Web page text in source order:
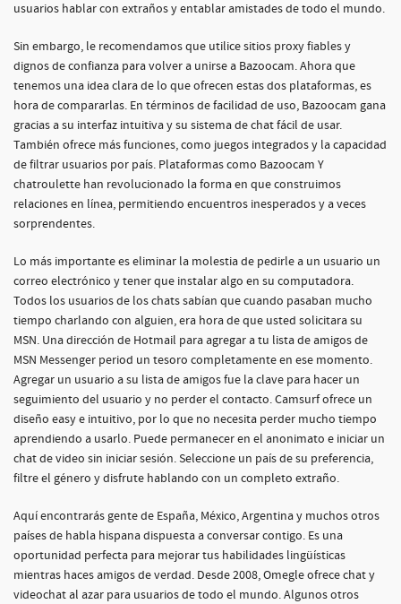
usuarios hablar con extraños y entablar amistades de todo el mundo.
Sin embargo, le recomendamos que utilice sitios proxy fiables y
dignos de confianza para volver a unirse a Bazoocam. Ahora que
tenemos una idea clara de lo que ofrecen estas dos plataformas, es
hora de compararlas. En términos de facilidad de uso, Bazoocam gana
gracias a su interfaz intuitiva y su sistema de chat fácil de usar.
También ofrece más funciones, como juegos integrados y la capacidad
de filtrar usuarios por país. Plataformas como Bazoocam Y
chatroulette han revolucionado la forma en que construimos
relaciones en línea, permitiendo encuentros inesperados y a veces
sorprendentes.
Lo más importante es eliminar la molestia de pedirle a un usuario un
correo electrónico y tener que instalar algo en su computadora.
Todos los usuarios de los chats sabían que cuando pasaban mucho
tiempo charlando con alguien, era hora de que usted solicitara su
MSN. Una dirección de Hotmail para agregar a tu lista de amigos de
MSN Messenger period un tesoro completamente en ese momento.
Agregar un usuario a su lista de amigos fue la clave para hacer un
seguimiento del usuario y no perder el contacto. Camsurf ofrece un
diseño easy e intuitivo, por lo que no necesita perder mucho tiempo
aprendiendo a usarlo. Puede permanecer en el anonimato e iniciar un
chat de video sin iniciar sesión. Seleccione un país de su preferencia,
filtre el género y disfrute hablando con un completo extraño.
Aquí encontrarás gente de España, México, Argentina y muchos otros
países de habla hispana dispuesta a conversar contigo. Es una
oportunidad perfecta para mejorar tus habilidades lingüísticas
mientras haces amigos de verdad. Desde 2008, Omegle ofrece chat y
videochat al azar para usuarios de todo el mundo. Algunos otros